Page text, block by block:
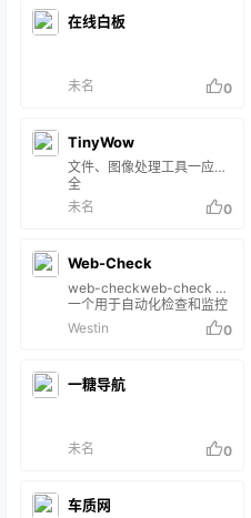
在线白板
未名 0
TinyWow
文件、图像处理工具一应俱
全
未名
0
Web-Check
web-checkweb-check 是
一个用于自动化检查和监控
Web 应用程序的工具。它可
以用于验证网站的可用性、
征：可用性监控：持续监控
监控：测量网站的加载时间
和响应时间，帮助识别性能
素和文本始终按预期显示。
Westin 0
一糖导航
未名 0
车质网